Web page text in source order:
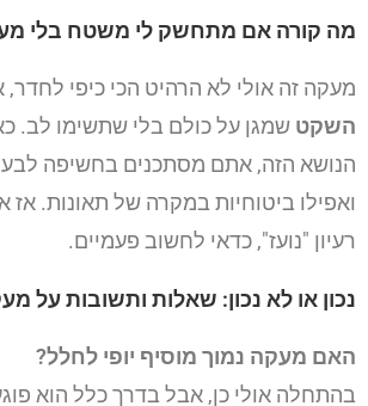
מה קורה אם מתחשק לי משטח בלי
מעקה זה אולי לא הרהיט הכי כיפי לחדר,
השקט שמגן על כולם בלי שתשימו לב.
הנושא הזה, אתם מסתכנים בחשיפה
ואפילו ביטוחיות במקרה של תאונות.
רעיון "נועז", כדאי לחשוב פעמיים.
נכון או לא נכון: שאלות ותשובות על
האם מעקה נמוך מוסיף יופי לחלל?
בהתחלה אולי כן, אבל בדרך כלל הוא